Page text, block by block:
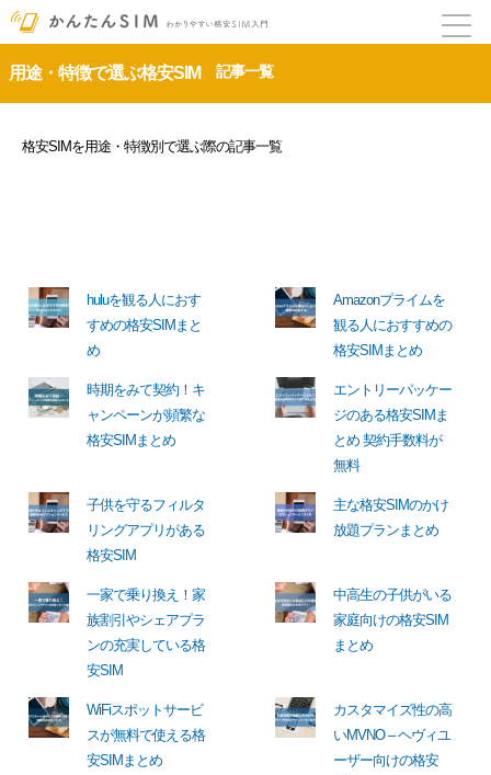
用途・特徴で選ぶ格安SIM 記事一覧
格安SIMを用途・特徴別で選ぶ際の記事一覧
huluを観る人におす
すめの格安SIMまと
め
Amazonプライムを
観る人におすすめの
格安SIMまとめ
時期をみて契約！キ
ャンペーンが頻繁な
格安SIMまとめ
エントリーパッケー
ジのある格安SIMま
とめ 契約手数料が
無料
子供を守るフィルタ
リングアプリがある
格安SIM
主な格安SIMのかけ
放題プランまとめ
一家で乗り換え！家
族割引やシェアプラ
ンの充実している格
安SIM
中高生の子供がいる
家庭向けの格安SIM
まとめ
WiFiスポットサービ
スが無料で使える格
安SIMまとめ
カスタマイズ性の高
いMVNO – ヘヴィユ
ーザー向けの格安